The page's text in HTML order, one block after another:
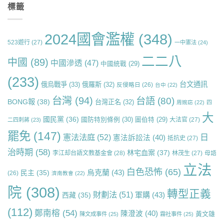
標籤
523遊行 (27) 2024國會濫權 (348) 一中憲法 (24)
中國 (89) 中國滲透 (47) 中國統戰 (29) 二二八
(233) 俄烏戰爭 (33) 俄羅斯 (32) 反侵略日 (26) 台中 (22) 台文通訊
BONG報 (38) 台灣 (94) 台灣正名 (32) 台語 (80) 周婉窈 (22) 四
二四刺蔣 (23) 國民黨 (36) 國防特別條例 (30) 圖伯特 (29) 大法官 (27) 大
罷免 (147) 憲法法庭 (52) 憲法訴訟法 (40) 抵抗史 (27) 日
治時期 (58) 李江却台語文教基金會 (28) 林宅血案 (37) 林茂生 (27) 母語
(26) 民主 (35) 濟南教會 (22) 烏克蘭 (43) 白色恐怖 (65) 立法
院 (308) 西藏 (35) 財劃法 (51) 軍購 (43) 轉型正義
(112) 鄭南榕 (54) 陳文成事件 (25) 陳澄波 (40) 霧社事件 (25) 黃文雄